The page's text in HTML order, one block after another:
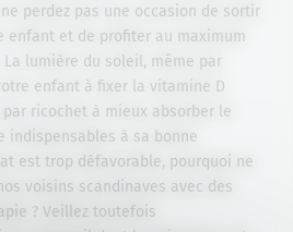
perdez pas une occasion de sortir
enfant et de profiter au maximum
lumière du soleil, même par
enfant à fixer la vitamine D
ricochet à mieux absorber le
indispensables à sa bonne
est trop défavorable, pourquoi ne
voisins scandinaves avec des
? Veillez toutefois